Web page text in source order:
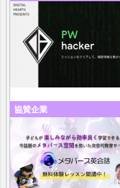
協賛企業